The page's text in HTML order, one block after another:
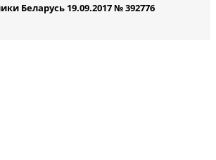
Беларусь 19.09.2017 № 392776